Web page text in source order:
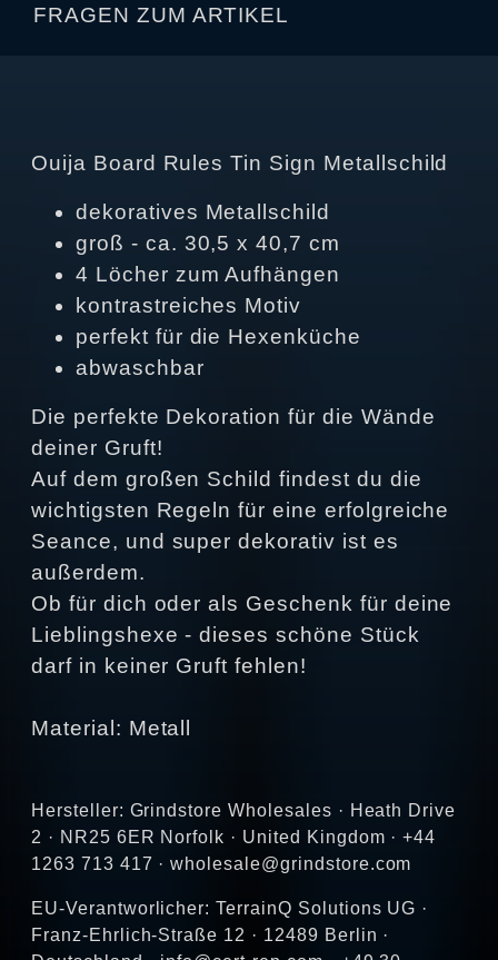
FRAGEN ZUM ARTIKEL
Ouija Board Rules Tin Sign Metallschild
dekoratives Metallschild
groß - ca. 30,5 x 40,7 cm
4 Löcher zum Aufhängen
kontrastreiches Motiv
perfekt für die Hexenküche
abwaschbar
Die perfekte Dekoration für die Wände
deiner Gruft!
Auf dem großen Schild findest du die
wichtigsten Regeln für eine erfolgreiche
Seance, und super dekorativ ist es
außerdem.
Ob für dich oder als Geschenk für deine
Lieblingshexe - dieses schöne Stück
darf in keiner Gruft fehlen!
Material: Metall
Hersteller: Grindstore Wholesales · Heath Drive
2 · NR25 6ER Norfolk · United Kingdom · +44
1263 713 417 · wholesale@grindstore.com
EU-Verantworlicher: TerrainQ Solutions UG ·
Franz-Ehrlich-Straße 12 · 12489 Berlin ·